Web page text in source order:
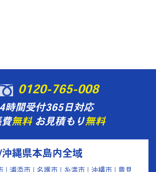
0120-765-008
時間受付365日対応
費無料お見積もり無料
縄県本島内全域